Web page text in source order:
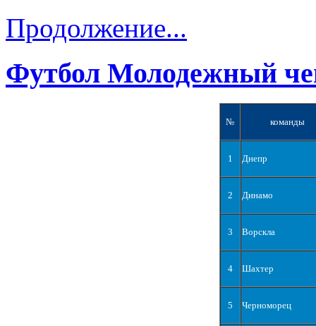
Продолжение...
Футбол Молодежный
№ команды
1 Днепр
2 Динамо
3 Ворскла
4 Шахтер
5 Черноморец